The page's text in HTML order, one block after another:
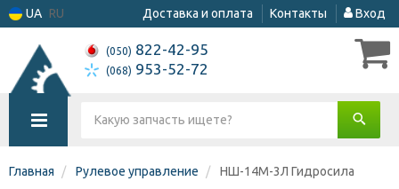
UA RU Доставка и оплата Контакты Вход
(050) 822-42-95
(068) 953-52-72
Главная Рулевое управление НШ-14М-3Л Гидросила